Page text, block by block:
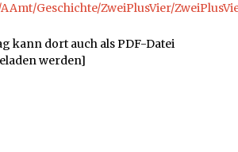
Geschichte/ZweiPlusVier/
kann dort auch als PDF-Datei
werden]